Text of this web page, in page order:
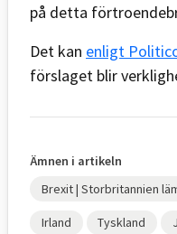
på detta
Det kan enligt
förslaget blir
Ämnen i artikeln
Brexit | Storbritannien
Irland Tyskland